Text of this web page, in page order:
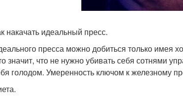
накачать идеальный пресс.
пресса можно добиться только имея
значит, что не нужно убивать себя сотнями
голодом. Умеренность ключом к железному